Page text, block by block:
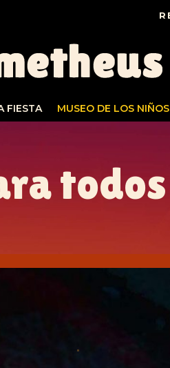
FIESTA MUSEO DE LOS NIÑOS
todos